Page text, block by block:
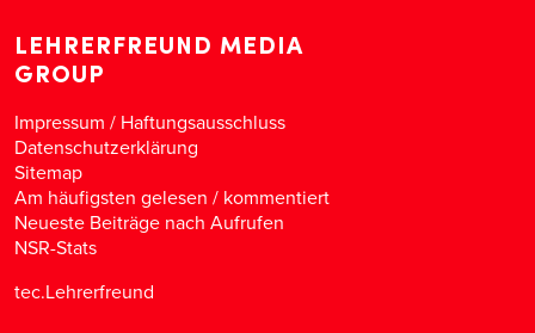
LEHRERFREUND MEDIA
GROUP
Impressum / Haftungsausschluss
Datenschutzerklärung
Sitemap
Am häufigsten gelesen / kommentiert
Neueste Beiträge nach Aufrufen
NSR-Stats
tec.Lehrerfreund